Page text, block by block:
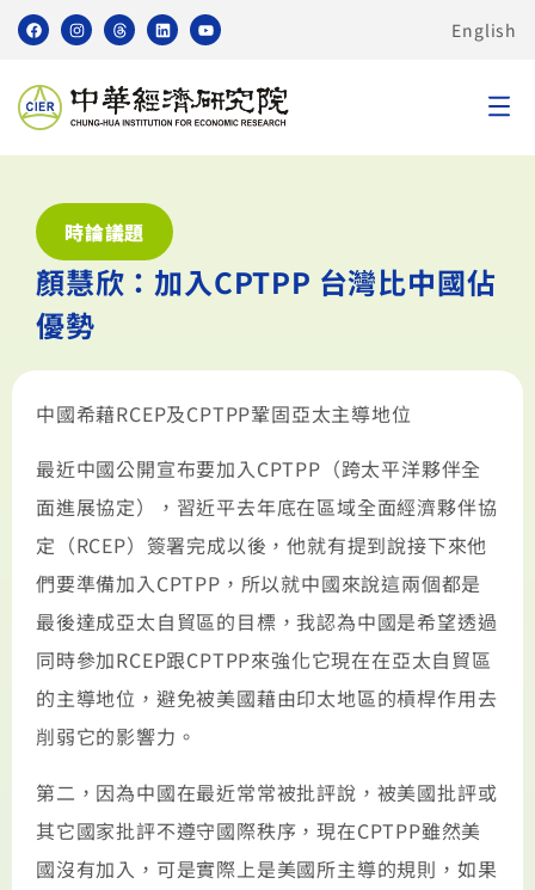
English
時論議題
顏慧欣：加入CPTPP 台灣比中國佔
優勢
中國希藉RCEP及CPTPP鞏固亞太主導地位
最近中國公開宣布要加入CPTPP（跨太平洋夥伴全
面進展協定），習近平去年底在區域全面經濟夥伴協
定（RCEP）簽署完成以後，他就有提到說接下來他
們要準備加入CPTPP，所以就中國來說這兩個都是
最後達成亞太自貿區的目標，我認為中國是希望透過
同時參加RCEP跟CPTPP來強化它現在在亞太自貿區
的主導地位，避免被美國藉由印太地區的槓桿作用去
削弱它的影響力。
第二，因為中國在最近常常被批評說，被美國批評或
其它國家批評不遵守國際秩序，現在CPTPP雖然美
國沒有加入，可是實際上是美國所主導的規則，如果